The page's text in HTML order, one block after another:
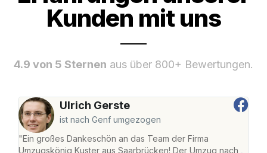
Kunden mit uns
4.9 von 5 Sternen aus über 800+ Bewertungen.
Ulrich Gerste
ist nach Genf umgezogen
"Ein großes Dankeschön an das Team der Firma
Umzugskönig Kuster aus Saarbrücken! Der Umzug nach